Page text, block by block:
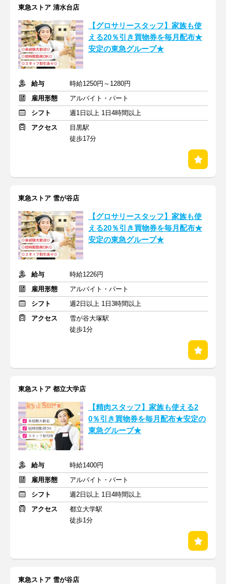
東急ストア 清水台店
【グロサリースタッフ】家族も使
える20％引き買物券を毎月配布★
安定の東急グループ★
給与
時給1250円～1280円
雇用形態
アルバイト・パート
シフト
週1日以上 1日4時間以上
アクセス
目黒駅
徒歩17分
東急ストア 雪が谷店
【グロサリースタッフ】家族も使
える20％引き買物券を毎月配布★
安定の東急グループ★
給与
時給1226円
雇用形態
アルバイト・パート
シフト
週2日以上 1日3時間以上
アクセス
雪が谷大塚駅
徒歩1分
東急ストア 都立大学店
【精肉スタッフ】家族も使える2
0％引き買物券を毎月配布★安定の
東急グループ★
給与
時給1400円
雇用形態
アルバイト・パート
シフト
週2日以上 1日4時間以上
アクセス
都立大学駅
徒歩1分
東急ストア 雪が谷店